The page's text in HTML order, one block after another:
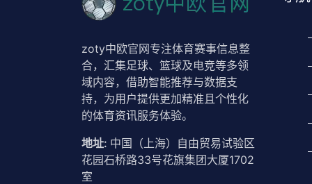
zoty中欧官网专注体育赛事信息整
合，汇集足球、篮球及电竞等多领
域内容，借助智能推荐与数据支
持，为用户提供更加精准且个性化
的体育资讯服务体验。
地址: 中国（上海）自由贸易试验区
花园石桥路33号花旗集团大厦1702
室